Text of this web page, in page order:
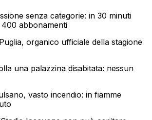
senza categorie: in 30 minuti
abbonamenti
organico ufficiale della stagione
una palazzina disabitata: nessun
vasto incendio: in fiamme